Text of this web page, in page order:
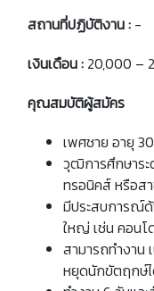
สถานที่ปฏิบัติงาน : -
เงินเดือน : 20,000 –
คุณสมบัติผู้สมัคร
เพศชาย อายุ
วุฒิการศึกษาระ
ทรอนิคส์ หรือส
มีประสบการณ์ด้
ใหญ่ เช่น คอนโ
สามารถทำงาน
หยุดนักขัตฤกษ์